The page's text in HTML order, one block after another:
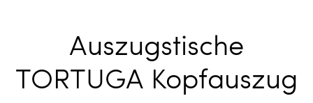
Auszugstische
TORTUGA Kopfauszug